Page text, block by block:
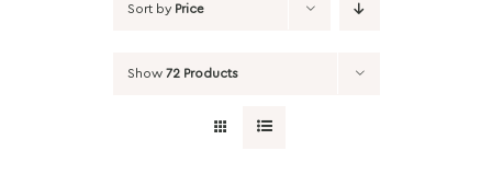
Sort by Price
Show 72 Products